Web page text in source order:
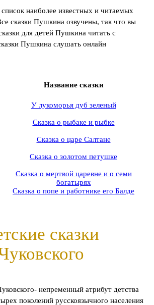
наиболее известных и читаемых
сказки Пушкина озвучены, так что вы
для детей Пушкина читать с
Пушкина слушать онлайн
Название сказки
У лукоморья дуб зеленый
Сказка о рыбаке и рыбке
Сказка о царе Салтане
Сказка о золотом петушке
Сказка о мертвой царевне и о семи
богатырях
Сказка о попе и работнике его Балде
сказки
непременный атрибут детства
поколений русскоязычного населения